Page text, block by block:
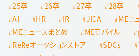
25卒 26卒 27卒 28卒
AI
HR IR JICA
MEニ
MEニュースまとめ
MEモバイル
ReReオークションストア
SDGs